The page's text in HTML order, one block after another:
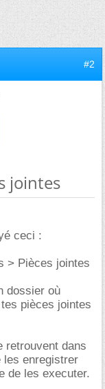
#2
jointes
ceci :
> Pièces jointes
dossier où
pièces jointes
retrouvent dans
les enregistrer
de les executer.